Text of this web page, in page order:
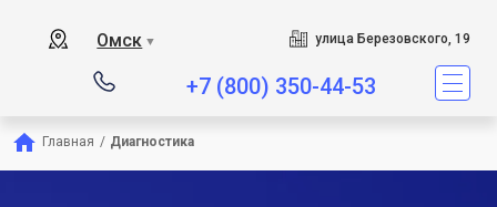
Омск ▼ улица Березовского, 19
+7 (800) 350-44-53
Главная / Диагностика